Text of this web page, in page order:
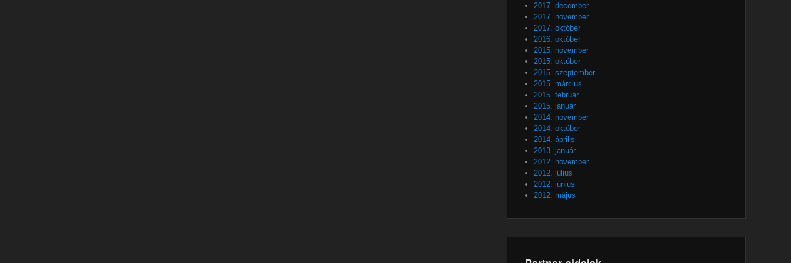
2017. december
2017. november
2017. október
2016. október
2015. november
2015. október
2015. szeptember
2015. március
2015. február
2015. január
2014. november
2014. október
2014. április
2013. január
2012. november
2012. július
2012. június
2012. május